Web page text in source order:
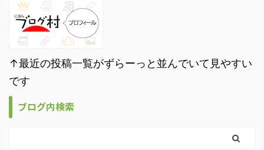
↑最近の投稿一覧がずらーっと並んでいて見やすい
です
ブログ内検索